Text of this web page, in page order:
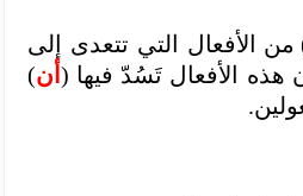
من الأفعال التي تتعدى إلى
الأفعال تَسُدّ فيها ( أن)